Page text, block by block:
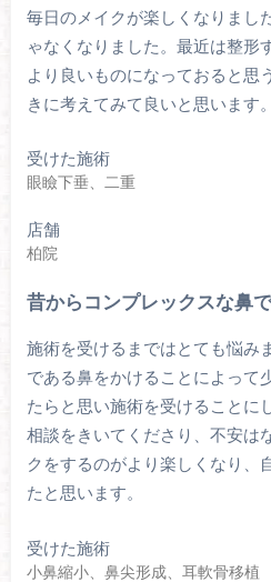
毎日のメイクが楽しくなりまし
ゃなくなりました。最近は整形
より良いものになっておると思
きに考えてみて良いと思います。
受けた施術
眼瞼下垂、二重
店舗
柏院
昔からコンプレックスな鼻で
施術を受けるまではとても悩み
である鼻をかけることによって
たらと思い施術を受けることに
相談をきいてくださり、不安は
クをするのがより楽しくなり、
たと思います。
受けた施術
小鼻縮小、鼻尖形成、耳軟骨移植